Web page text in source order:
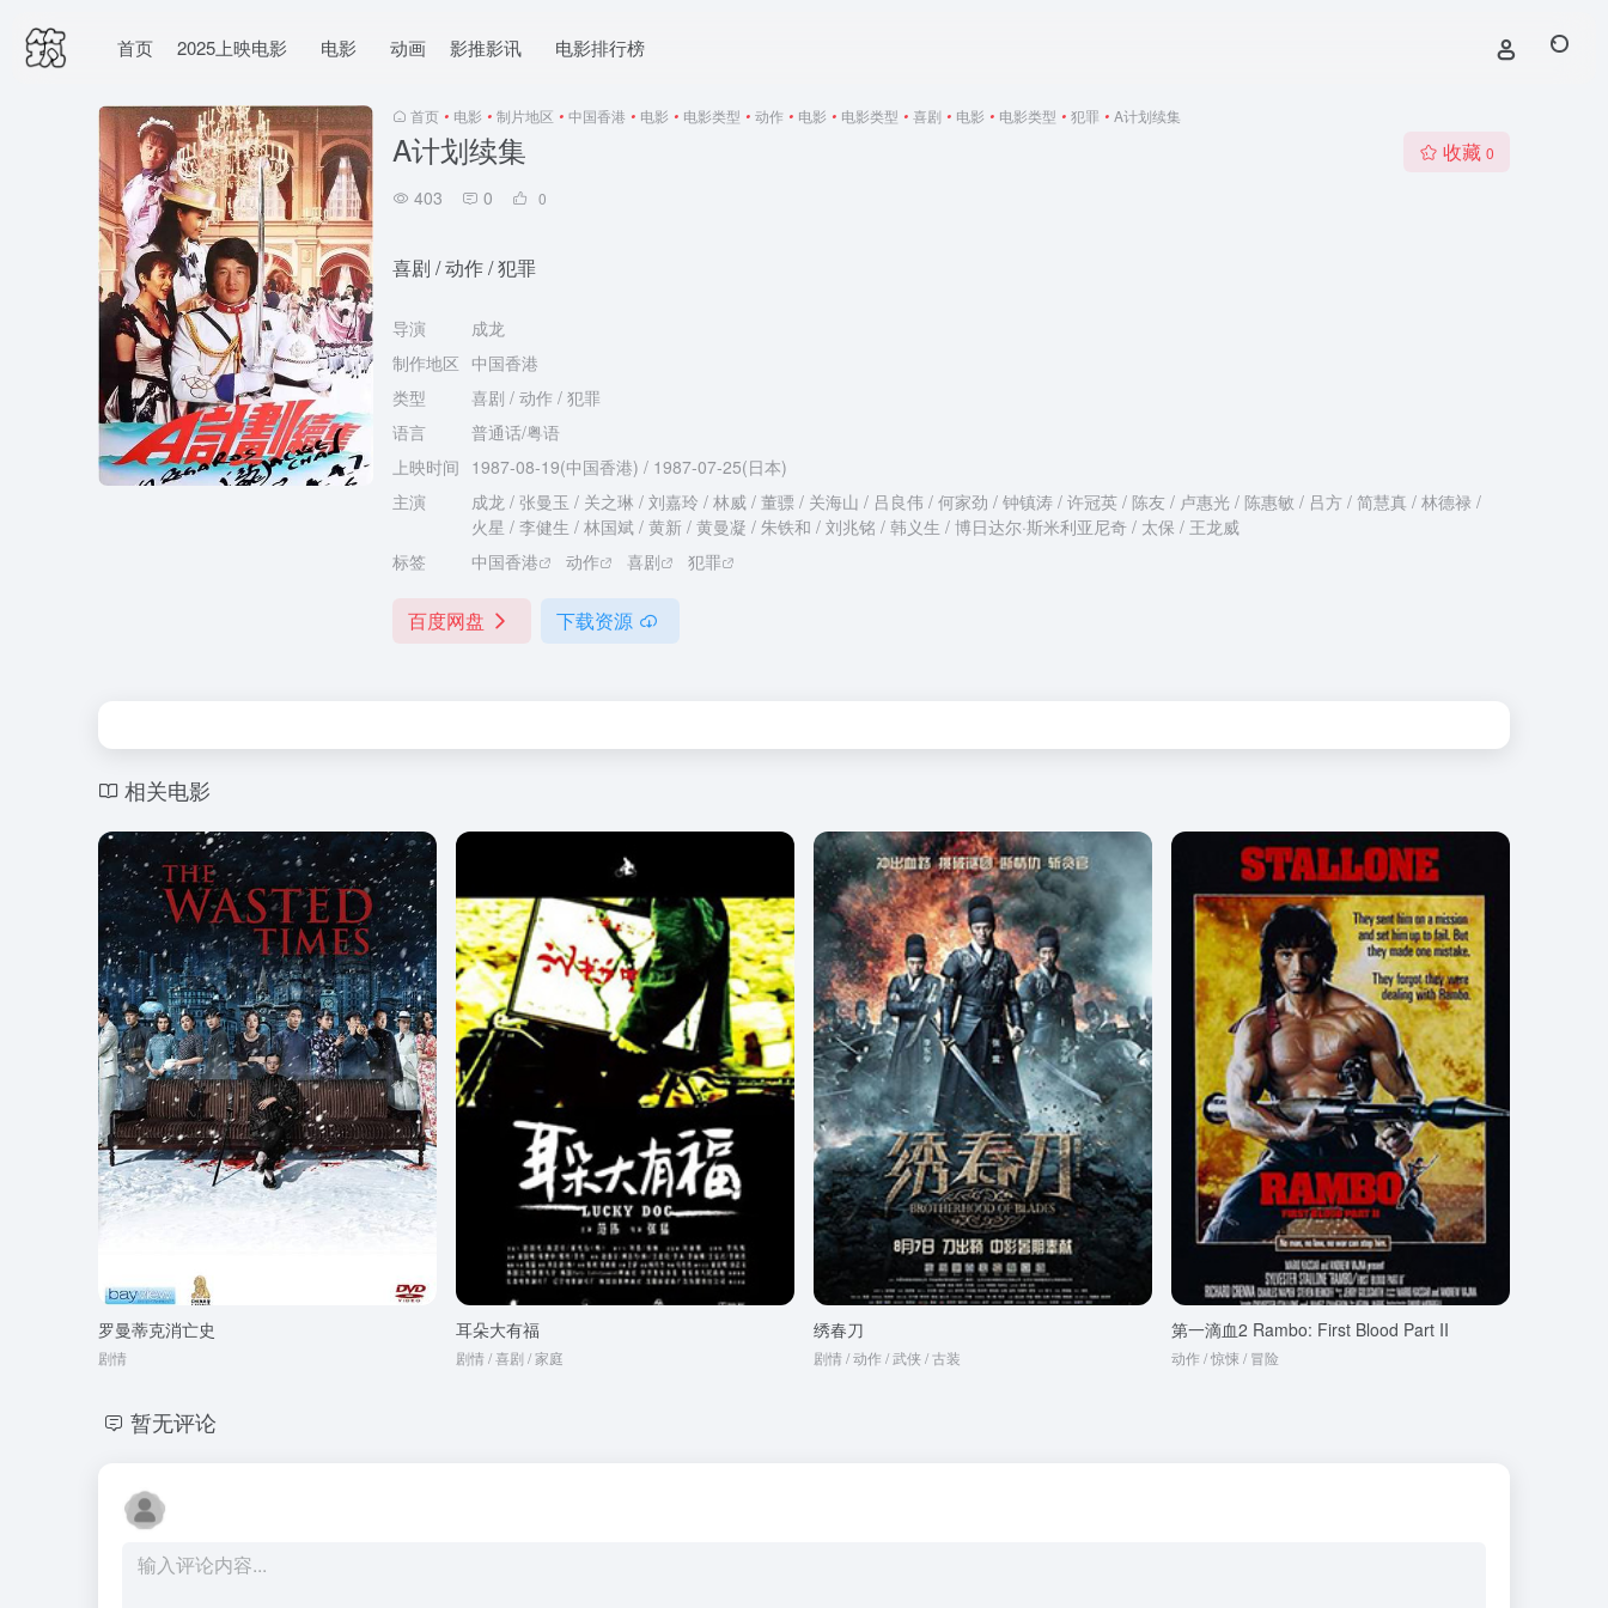
首页 2025上映电影 电影 动画 影推影讯 电影排行榜
首页 • 电影 • 制片地区 • 中国香港 • 电影 • 电影类型 • 动作 • 电影 • 电影类型 • 喜剧 • 电影 • 电影类型 • 犯罪 • A计划续集
A计划续集
403 0 0
收藏 0
喜剧 / 动作 / 犯罪
导演
成龙
制作地区 中国香港
类型
喜剧 / 动作 / 犯罪
语言
普通话/粤语
上映时间 1987-08-19(中国香港) / 1987-07-25(日本)
主演
成龙 / 张曼玉 / 关之琳 / 刘嘉玲 / 林威 / 董骠 / 关海山 / 吕良伟 / 何家劲 / 钟镇涛 / 许冠英 / 陈友 / 卢惠光 / 陈惠敏 / 吕方 / 简慧真 / 林德禄 /
火星 / 李健生 / 林国斌 / 黄新 / 黄曼凝 / 朱铁和 / 刘兆铭 / 韩义生 / 博日达尔·斯米利亚尼奇 / 太保 / 王龙威
标签
中国香港 动作 喜剧 犯罪
百度网盘 下载资源
相关电影
罗曼蒂克消亡史
剧情
耳朵大有福
剧情 / 喜剧 / 家庭
绣春刀
剧情 / 动作 / 武侠 / 古装
第一滴血2 Rambo: First Blood Part II
动作 / 惊悚 / 冒险
暂无评论